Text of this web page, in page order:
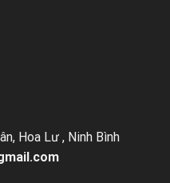
Hoa Lư , Ninh Bình